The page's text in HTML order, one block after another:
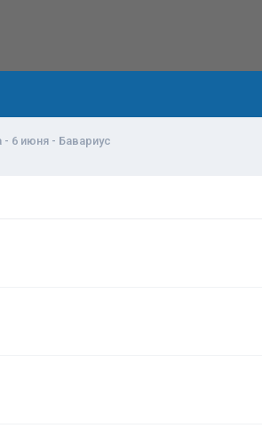
- 6 июня - Бавариус